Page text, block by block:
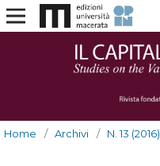
Home / Archivi / N. 13 (2016)